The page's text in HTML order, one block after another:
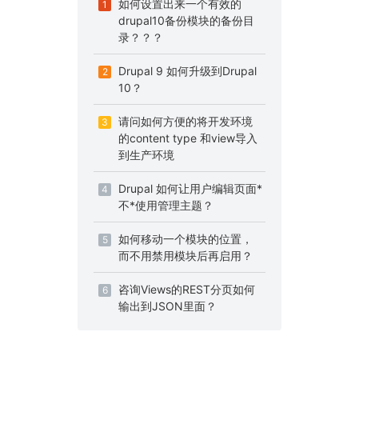
1
如何设置出来一个有效的
drupal10备份模块的备份目
录？？？
2
Drupal 9 如何升级到Drupal
10？
3
请问如何方便的将开发环境
的content type 和view导入
到生产环境
4
Drupal 如何让用户编辑页面*
不*使用管理主题？
5
如何移动一个模块的位置，
而不用禁用模块后再启用？
6
咨询Views的REST分页如何
输出到JSON里面？